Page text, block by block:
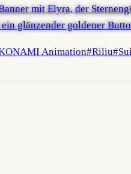
Animation#Riliu#